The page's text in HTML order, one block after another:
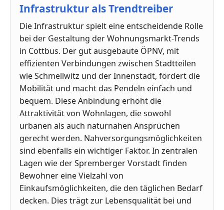
Infrastruktur als Trendtreiber
Die Infrastruktur spielt eine entscheidende Rolle
bei der Gestaltung der Wohnungsmarkt-Trends
in Cottbus. Der gut ausgebaute ÖPNV, mit
effizienten Verbindungen zwischen Stadtteilen
wie Schmellwitz und der Innenstadt, fördert die
Mobilität und macht das Pendeln einfach und
bequem. Diese Anbindung erhöht die
Attraktivität von Wohnlagen, die sowohl
urbanen als auch naturnahen Ansprüchen
gerecht werden. Nahversorgungsmöglichkeiten
sind ebenfalls ein wichtiger Faktor. In zentralen
Lagen wie der Spremberger Vorstadt finden
Bewohner eine Vielzahl von
Einkaufsmöglichkeiten, die den täglichen Bedarf
decken. Dies trägt zur Lebensqualität bei und